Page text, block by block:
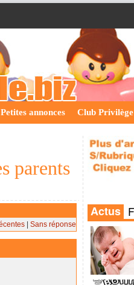
Petites annonces Club Privilège
parents
Sans réponse